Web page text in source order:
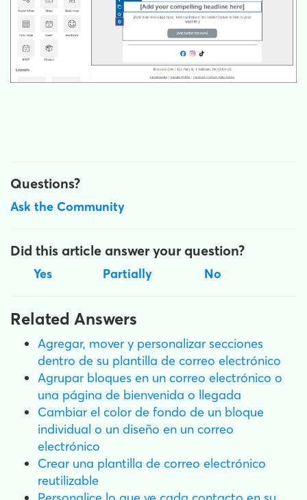
Questions?
Ask the Community
Did this article answer your question?
Yes Partially No
Related Answers
Agregar, mover y personalizar secciones
dentro de su plantilla de correo electrónico
Agrupar bloques en un correo electrónico o
una página de bienvenida o llegada
Cambiar el color de fondo de un bloque
individual o un diseño en un correo
electrónico
Crear una plantilla de correo electrónico
reutilizable